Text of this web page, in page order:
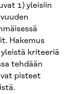
1) yleisiin
Hakemus
kriteeriä
tehdään
pisteet